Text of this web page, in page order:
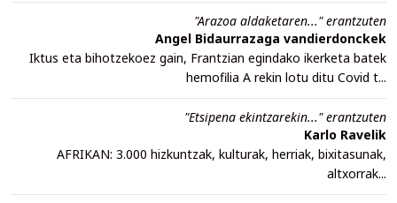
"Arazoa aldaketaren..." erantzuten
Angel Bidaurrazaga vandierdonckek
Iktus eta bihotzekoez gain, Frantzian egindako ikerketa batek
hemofilia A rekin lotu ditu Covid t...
"Etsipena ekintzarekin..." erantzuten
Karlo Ravelik
AFRIKAN: 3.000 hizkuntzak, kulturak, herriak, bixitasunak,
altxorrak...